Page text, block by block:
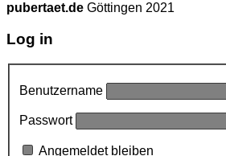
pubertaet.de Göttingen 2021
Log in
Benutzername
Passwort
Angemeldet bleiben